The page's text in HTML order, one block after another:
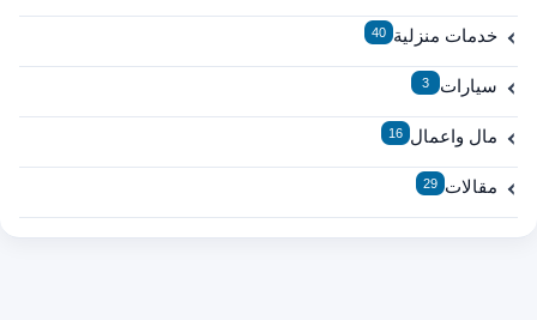
خدمات منزلية 40
سيارات 3
مال واعمال 16
مقالات 29